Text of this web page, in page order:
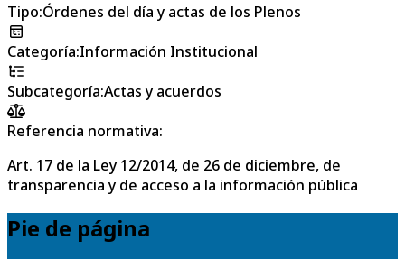
Tipo:Órdenes del día y actas de los Plenos
Categoría:Información Institucional
Subcategoría:Actas y acuerdos
Referencia normativa:
Art. 17 de la Ley 12/2014, de 26 de diciembre, de
transparencia y de acceso a la información pública
Pie de página